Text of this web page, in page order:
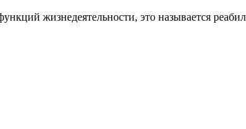
жизнедеятельности, это называется